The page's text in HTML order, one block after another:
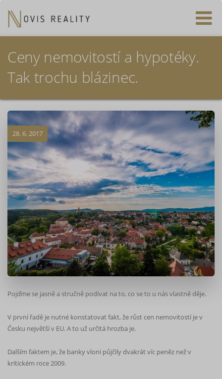
Ceny nemovitostí a hypotéky.
Tak trochu blázinec.
28. 6. 2017
Pojďme se jasně a stručně podívat na to, co se to u nás vlastně děje.
V první řadě je nutné konstatovat fakt, že růst cen nemovitostí je v
Česku největší v EU. A to už určitá hrozba je.
Dalším faktem je, že banky vloni půjčily dvakrát víc peněz než v
kritickém roce 2009.